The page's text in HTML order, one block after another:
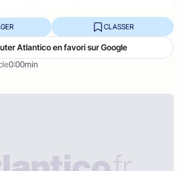
0:00min
CLASSER
Atlantico en favori sur Google